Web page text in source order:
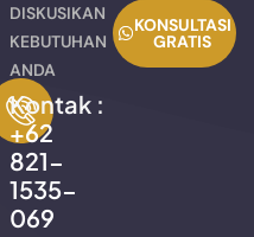
DISKUSIKAN
KEBUTUHAN
ANDA
Kontak :
+62
821-
1535-
069
KONSULTASI
GRATIS